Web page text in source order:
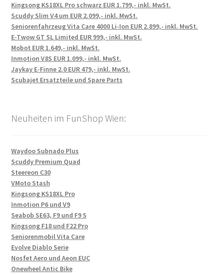
Kingsong KS18XL Pro schwarz EUR 1.799,- inkl. MwSt.
Scuddy Slim V4 um EUR 2.099,- inkl. MwSt.
Seniorenfahrzeug Vita Care 4000 Li-Ion EUR 2.899,- inkl. MwSt.
E-Twow GT SL Limited EUR 999,- inkl. MwSt.
Mobot EUR 1.649,- inkl. MwSt.
Inmotion V8S EUR 1.099,- inkl. MwSt.
Jaykay E-Finne 2.0 EUR 479,- inkl. MwSt.
Scubajet Ersatzteile und Spare Parts
Neuheiten im FunShop Wien:
Waydoo Subnado Plus
Scuddy Premium Quad
Steereon C30
VMoto Stash
Kingsong KS18XL Pro
Inmotion P6 und V9
Seabob SE63, F9 und F9 S
Kingsong F18 und F22 Pro
Seniorenmobil Vita Care
Evolve Diablo Serie
Nosfet Aero und Aeon EUC
Onewheel Antic Bike